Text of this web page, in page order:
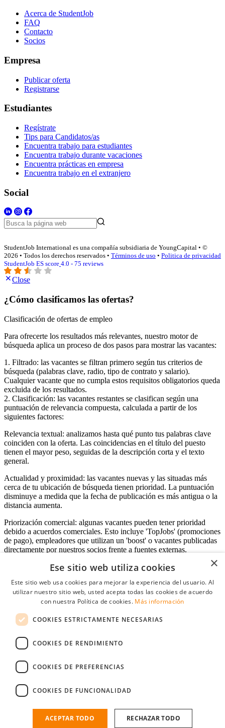
Acerca de StudentJob
FAQ
Contacto
Socios
Empresa
Publicar oferta
Registrarse
Estudiantes
Regístrate
Tips para Candidatos/as
Encuentra trabajo para estudiantes
Encuentra trabajo durante vacaciones
Encuentra prácticas en empresa
Encuentra trabajo en el extranjero
Social
StudentJob International es una compañía subsidiaria de YoungCapital • ©
2026 • Todos los derechos reservados • Términos de uso • Politica de privacidad
StudentJob ES score 4.0 - 75 reviews
Close
¿Cómo clasificamos las ofertas?
Clasificación de ofertas de empleo
Para ofrecerte los resultados más relevantes, nuestro motor de
búsqueda aplica un proceso de dos pasos para mostrar las vacantes:
1. Filtrado: las vacantes se filtran primero según tus criterios de
búsqueda (palabras clave, radio, tipo de contrato y salario).
Cualquier vacante que no cumpla estos requisitos obligatorios queda
excluida de los resultados.
2. Clasificación: las vacantes restantes se clasifican según una
puntuación de relevancia compuesta, calculada a partir de los
siguientes factores:
Relevancia textual: analizamos hasta qué punto tus palabras clave
coinciden con la oferta. Las coincidencias en el título del puesto
tienen el mayor peso, seguidas de la descripción corta y el texto
general.
Actualidad y proximidad: las vacantes nuevas y las situadas más
cerca de tu ubicación de búsqueda tienen prioridad. La puntuación
disminuye a medida que la fecha de publicación es más antigua o la
distancia aumenta.
Priorización comercial: algunas vacantes pueden tener prioridad
debido a acuerdos comerciales. Esto incluye 'TopJobs' (promociones
de pago), empleadores que utilizan un 'boost' o vacantes publicadas
directamente por nuestros socios frente a fuentes externas.
Acceso empresas
Contraseña
Recordarme
Conectarse
Registro gratuito empresas
Encuentre al candidato perfecto a tan sólo un par de clicks
×
Ese sitio web utiliza cookies
Este sitio web usa cookies para mejorar la experiencia del usuario. Al
utilizar nuestro sitio web, usted acepta todas las cookies de acuerdo
con nuestra Política de cookies. Más información
COOKIES ESTRICTAMENTE NECESARIAS
COOKIES DE RENDIMIENTO
COOKIES DE PREFERENCIAS
COOKIES DE FUNCIONALIDAD
ACEPTAR TODO RECHAZAR TODO